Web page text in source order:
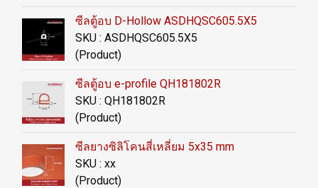
ซีลตู้อบ D-Hollow ASDHQSC605.5X5
SKU : ASDHQSC605.5X5
(Product)
ซีลตู้อบ e-profile QH181802R
SKU : QH181802R
(Product)
ซีลยางซิลิโคนสี่เหลี่ยม 5x35 mm
SKU : xx
(Product)